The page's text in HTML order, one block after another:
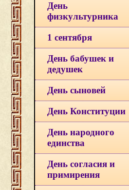
День
физкультурника
1 сентября
День бабушек и
дедушек
День сыновей
День Конституции
День народного
единства
День согласия и
примирения